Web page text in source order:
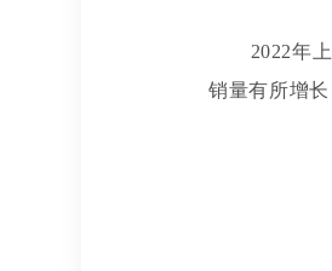
2022年
销量有所增长